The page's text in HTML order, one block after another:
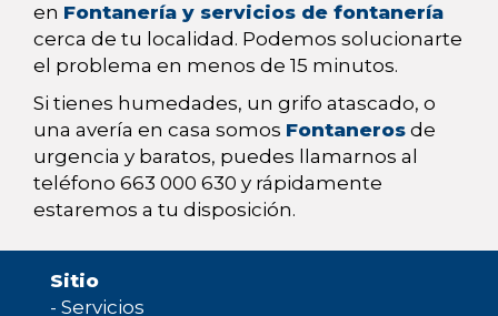
en Fontanería y servicios de fontanería
cerca de tu localidad. Podemos solucionarte
el problema en menos de 15 minutos.
Si tienes humedades, un grifo atascado, o
una avería en casa somos Fontaneros de
urgencia y baratos, puedes llamarnos al
teléfono 663 000 630 y rápidamente
estaremos a tu disposición.
Sitio
- Servicios